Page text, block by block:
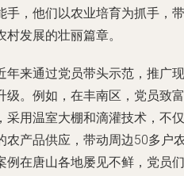
手，他们以农业培育为抓手，带
发展的壮丽篇章。
年来通过党员带头示范，推广现
级。例如，在丰南区，党员致富
采用温室大棚和滴灌技术，不仅
农产品供应，带动周边50多户
例在唐山各地屡见不鲜，党员们